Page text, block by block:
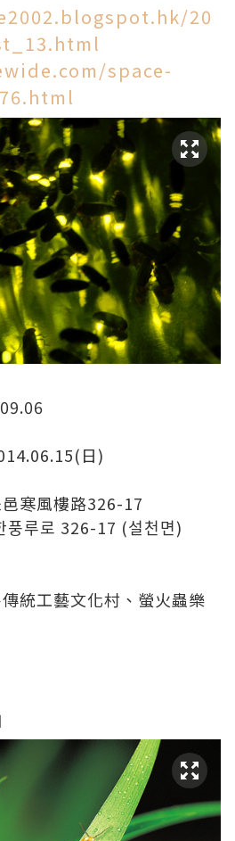
20
space-
日)
寒風樓路326-17
풍루로 326-17 (설천면)
統工藝文化村、螢火蟲樂